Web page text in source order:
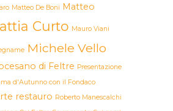
Matteo De Boni Matteo
Curto Mauro Viani
Michele Vello
di Feltre Presentazione
d'Autunno con il Fondaco
restauro Roberto Manescalchi